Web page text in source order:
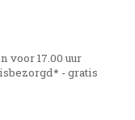
voor 17.00 uur
- gratis